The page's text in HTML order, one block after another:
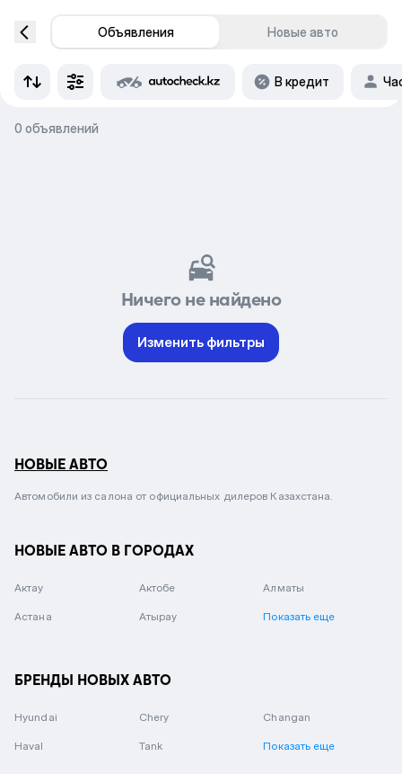
Объявления Новые авто
В кредит
0 объявлений
Ничего не найдено
Изменить фильтры
НОВЫЕ АВТО
Автомобили из салона от официальных дилеров Казахстана.
НОВЫЕ АВТО В ГОРОДАХ
Актау Актобе Алматы
Астана Атырау Показать еще
БРЕНДЫ НОВЫХ АВТО
Hyundai Chery Changan
Haval Tank Показать еще